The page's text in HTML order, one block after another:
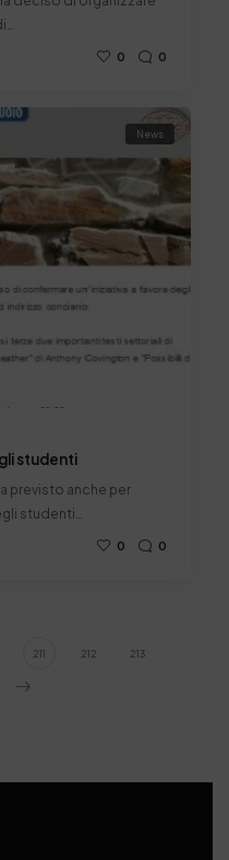
0 0
News
studenti
previsto anche per
studenti…
0 0
211 212 213